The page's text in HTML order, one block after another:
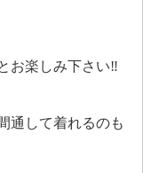
お楽しみ下さい‼︎
通して着れるのも